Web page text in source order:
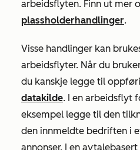
arbeidsflyten. Finn ut mer
plassholderhandlinger.
Visse handlinger kan
arbeidsflyter. Når du
du kanskje legge til
datakilde. I en arbeidsflyt
eksempel legge til den
den innmeldte bedriften i
annonser. I en